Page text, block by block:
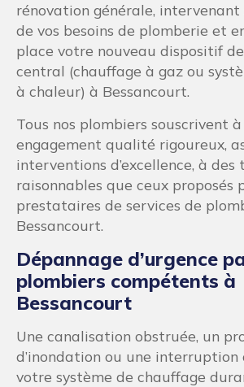
rénovation générale,
de vos besoins de plomberie et
place votre nouveau dispositif
central (chauffage à gaz ou
à chaleur) à Bessancourt.
Tous nos plombiers souscrivent
engagement qualité rigoureux,
interventions d’excellence, à des
raisonnables que ceux proposés
prestataires de services de
Bessancourt.
Dépannage d’urgence
plombiers compétents à
Bessancourt
Une canalisation obstruée, un
d’inondation ou une
votre système de chauffage